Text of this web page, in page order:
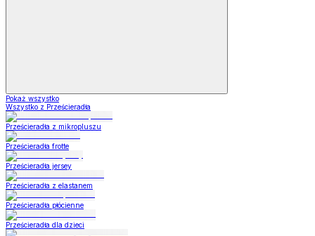
Pokaż wszystko
Wszystko z Prześcieradła
Prześcieradła z mikropluszu
Prześcieradła frotte
Prześcieradła jersey
Prześcieradła z elastanem
Prześcieradła płócienne
Prześcieradła dla dzieci